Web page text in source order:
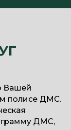
Вашей
полисе ДМС.
ДМС,